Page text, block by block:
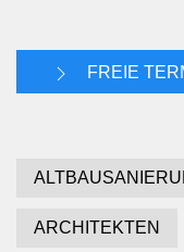
FREIE
ARCHITEKTEN